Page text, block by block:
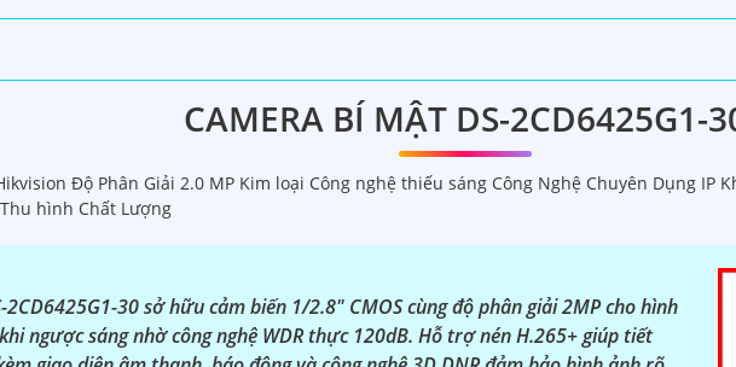
CAMERA BÍ MẬT DS-2CD6425G1-
Độ Phân Giải 2.0 MP Kim loại Công nghệ thiếu sáng Công Nghệ Chuyên Dụng IP
hình Chất Lượng
2CD6425G1-30 sở hữu cảm biến 1/2.8" CMOS cùng độ phân giải 2MP cho hình
ngược sáng nhờ công nghệ WDR thực 120dB. Hỗ trợ nén H.265+ giúp tiết